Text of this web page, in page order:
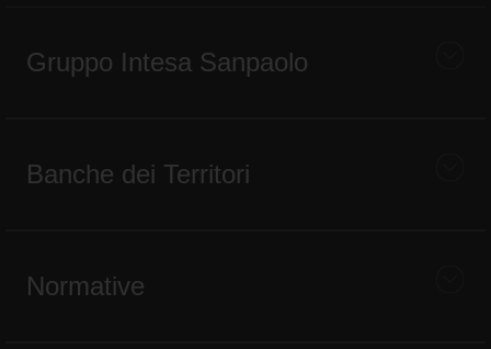
Gruppo Intesa Sanpaolo
Banche dei Territori
Normative